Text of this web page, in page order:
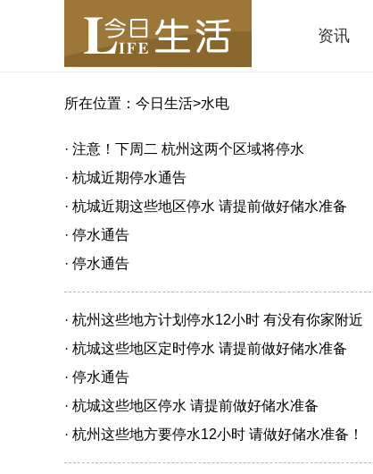
资讯
所在位置： 今日生活>水电
· 注意！下周二 杭州这两个区域将停水
· 杭城近期停水通告
· 杭城近期这些地区停水 请提前做好储水准备
· 停水通告
· 停水通告
· 杭州这些地方计划停水12小时 有没有你家附近
· 杭城这些地区定时停水 请提前做好储水准备
· 停水通告
· 杭城这些地区停水 请提前做好储水准备
· 杭州这些地方要停水12小时 请做好储水准备！